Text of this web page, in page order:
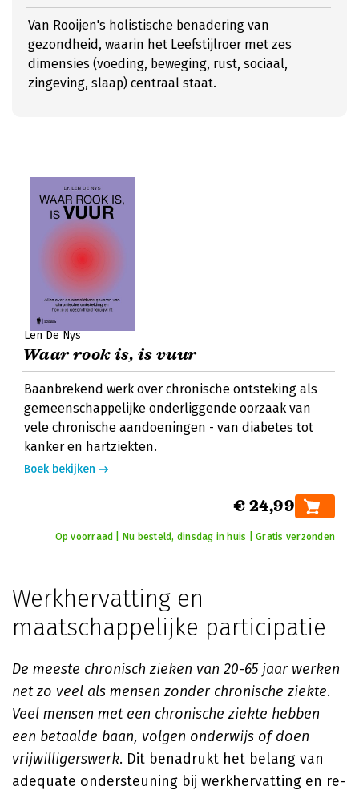
Van Rooijen's holistische benadering van
gezondheid, waarin het Leefstijlroer met zes
dimensies (voeding, beweging, rust, sociaal,
zingeving, slaap) centraal staat.
Len De Nys
Waar rook is, is vuur
Baanbrekend werk over chronische ontsteking als
gemeenschappelijke onderliggende oorzaak van
vele chronische aandoeningen - van diabetes tot
kanker en hartziekten.
Boek bekijken
€ 24,99
Op voorraad | Nu besteld, dinsdag in huis | Gratis verzonden
Werkhervatting en
maatschappelijke participatie
De meeste chronisch zieken van 20-65 jaar werken
net zo veel als mensen zonder chronische ziekte.
Veel mensen met een chronische ziekte hebben
een betaalde baan, volgen onderwijs of doen
vrijwilligerswerk. Dit benadrukt het belang van
adequate ondersteuning bij werkhervatting en re-